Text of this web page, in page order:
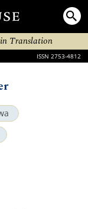
Translation
ISSN 2753-4812